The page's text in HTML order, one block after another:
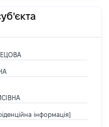
інформація]